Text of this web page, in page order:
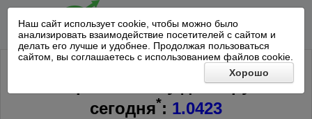
Наш сайт использует cookie, чтобы можно было
анализировать взаимодействие посетителей с сайтом и
делать его лучше и удобнее. Продолжая пользоваться
сайтом, вы соглашаетесь с использованием файлов cookie.
Хорошо
Курс 1000 Нигерийская найра к
Австралийскому доллару на
сегодня*: 1.0423